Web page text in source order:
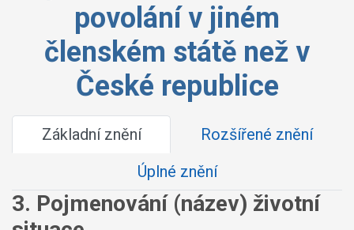
povolání v jiném
členském státě než v
České republice
Základní znění
Rozšířené znění
Úplné znění
3. Pojmenování (název) životní